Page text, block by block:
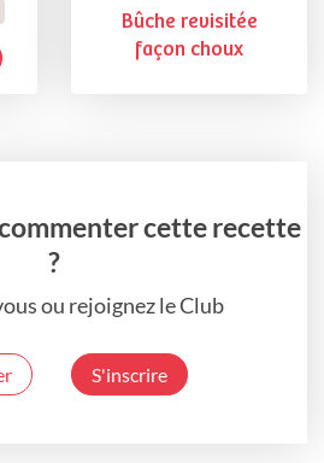
Bûche revisitée
façon choux
cette recette
?
ou rejoignez le Club
S'inscrire